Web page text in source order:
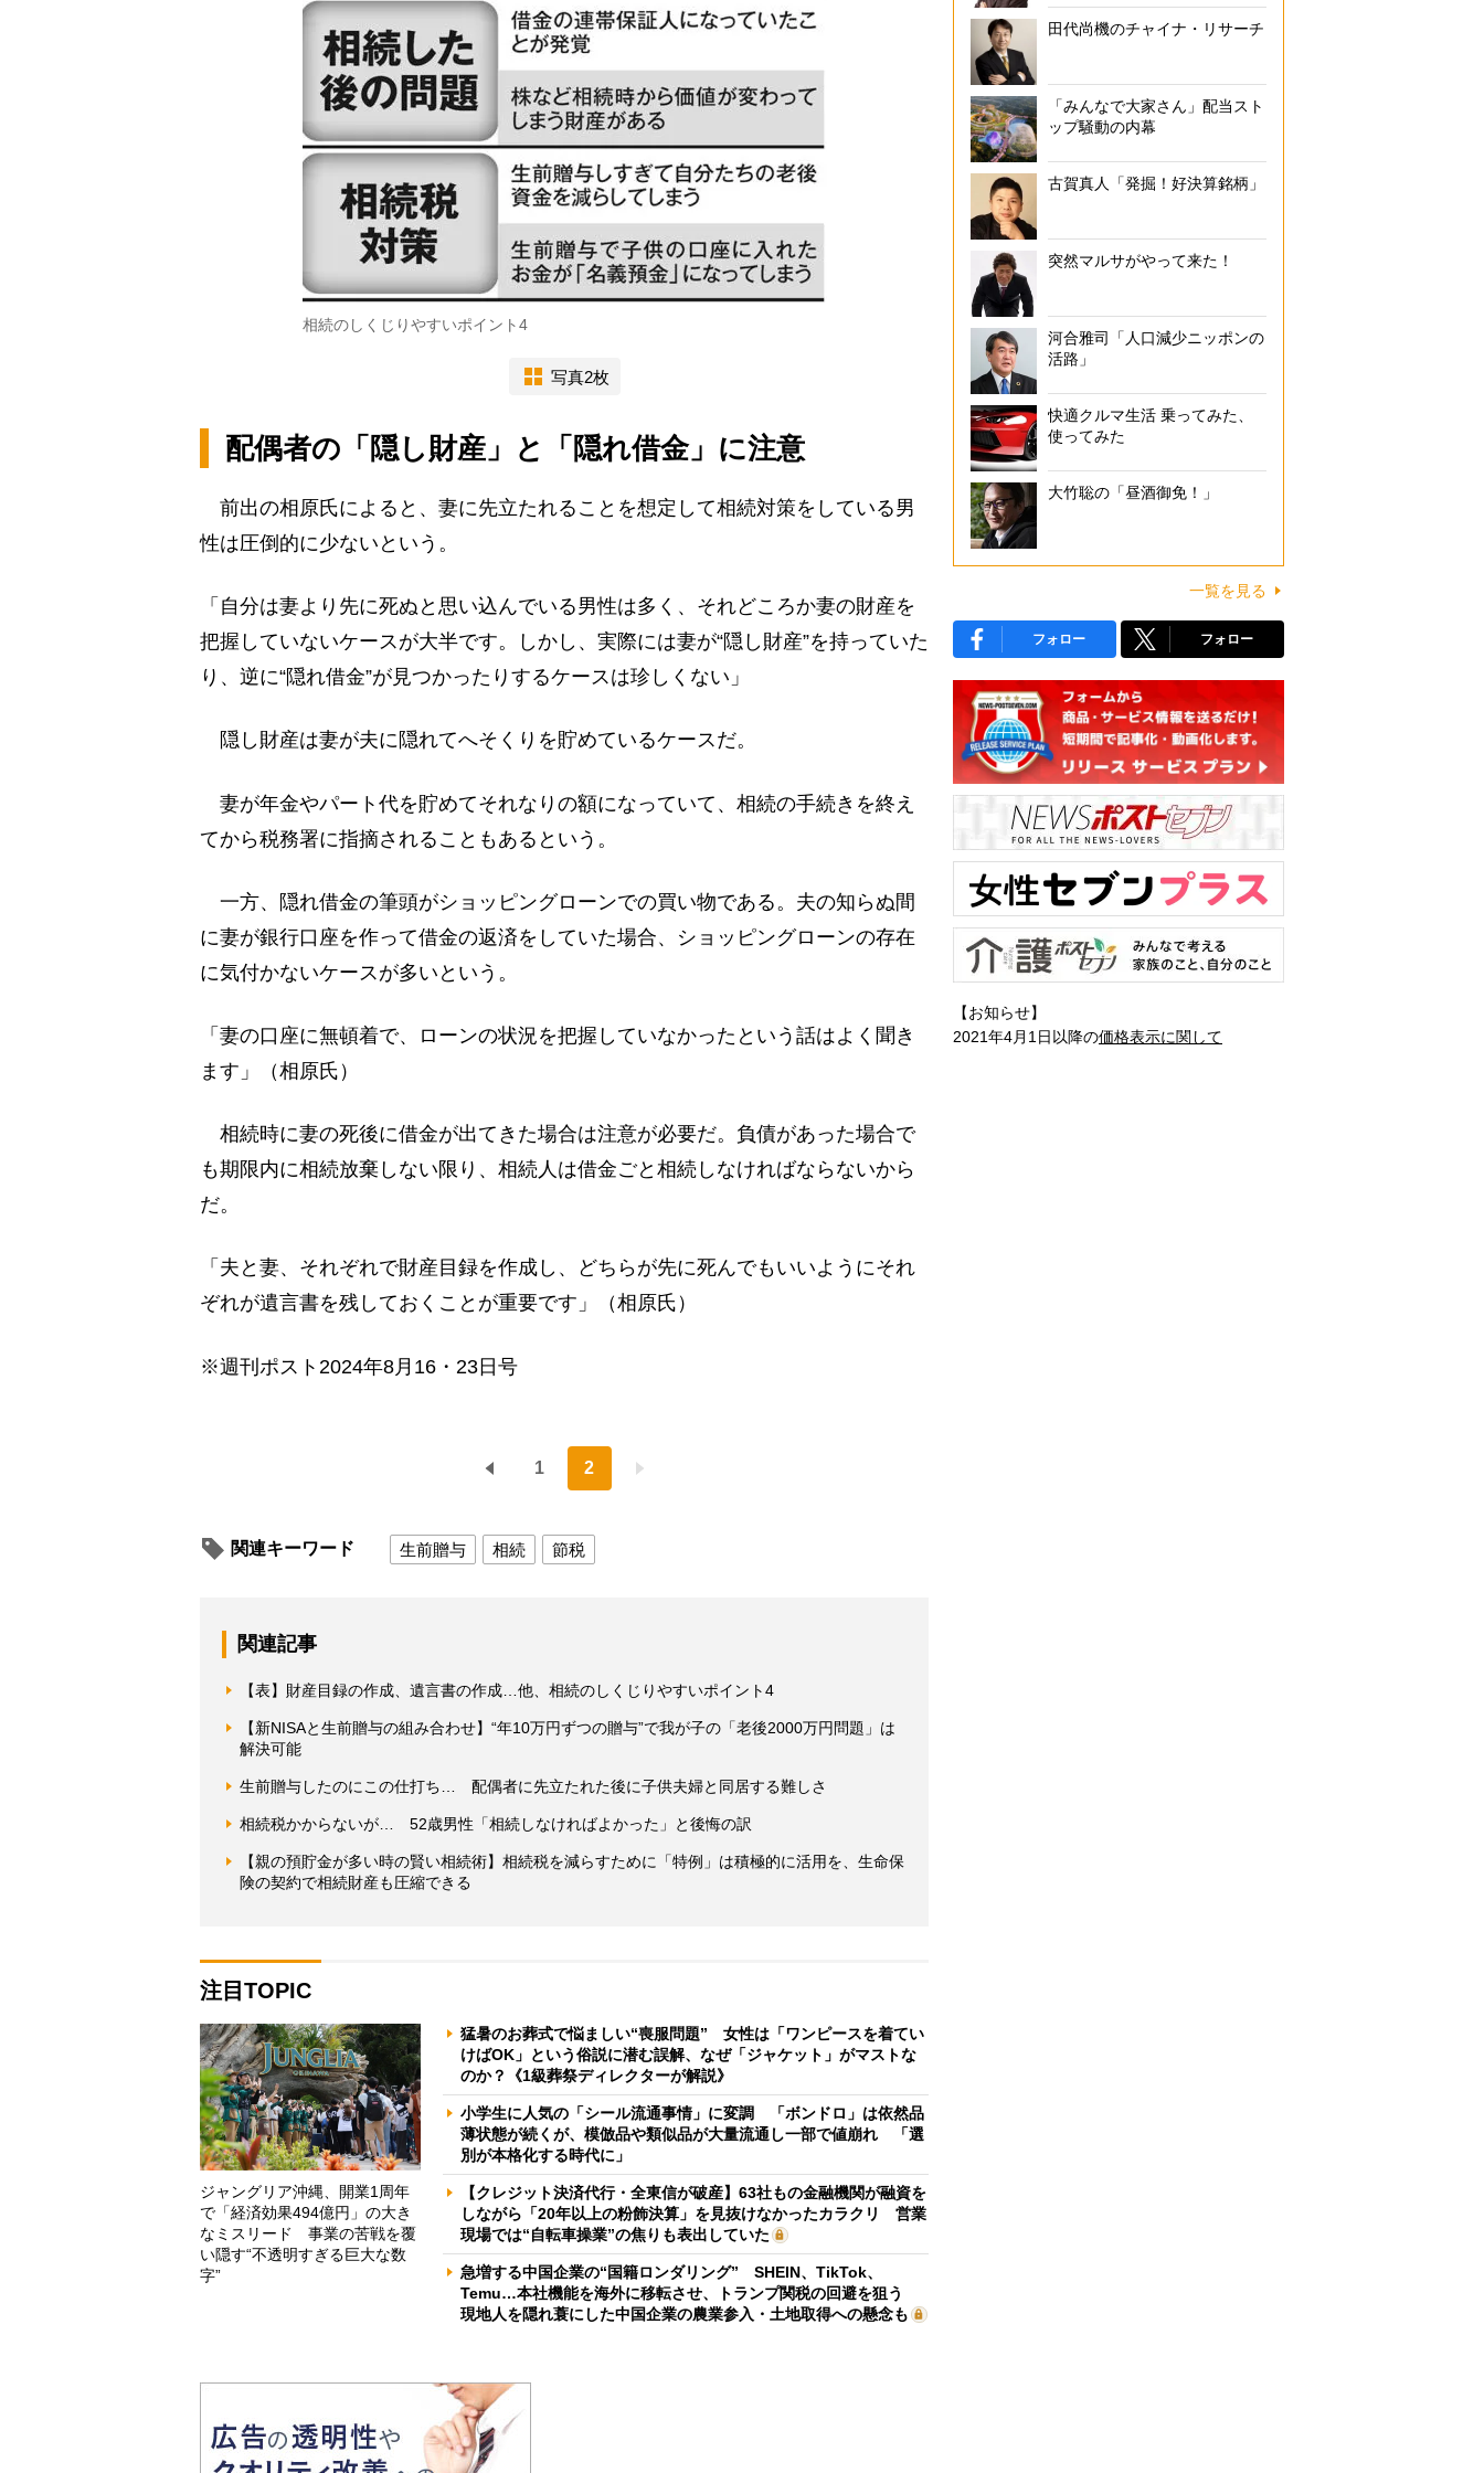
相続のしくじりやすいポイント4
写真2枚
配偶者の「隠し財産」と「隠れ借金」に注意
前出の相原氏によると、妻に先立たれることを想定して相続対策をしている男
性は圧倒的に少ないという。
「自分は妻より先に死ぬと思い込んでいる男性は多く、それどころか妻の財産を
把握していないケースが大半です。しかし、実際には妻が“隠し財産”を持っていた
り、逆に“隠れ借金”が見つかったりするケースは珍しくない」
隠し財産は妻が夫に隠れてへそくりを貯めているケースだ。
妻が年金やパート代を貯めてそれなりの額になっていて、相続の手続きを終え
てから税務署に指摘されることもあるという。
一方、隠れ借金の筆頭がショッピングローンでの買い物である。夫の知らぬ間
に妻が銀行口座を作って借金の返済をしていた場合、ショッピングローンの存在
に気付かないケースが多いという。
「妻の口座に無頓着で、ローンの状況を把握していなかったという話はよく聞き
ます」（相原氏）
相続時に妻の死後に借金が出てきた場合は注意が必要だ。負債があった場合で
も期限内に相続放棄しない限り、相続人は借金ごと相続しなければならないから
だ。
「夫と妻、それぞれで財産目録を作成し、どちらが先に死んでもいいようにそれ
ぞれが遺言書を残しておくことが重要です」（相原氏）
※週刊ポスト2024年8月16・23日号
1 2
関連キーワード 生前贈与 相続 節税
関連記事
【表】財産目録の作成、遺言書の作成…他、相続のしくじりやすいポイント4
【新NISAと生前贈与の組み合わせ】“年10万円ずつの贈与”で我が子の「老後2000万円問題」は
解決可能
生前贈与したのにこの仕打ち… 配偶者に先立たれた後に子供夫婦と同居する難しさ
相続税かからないが… 52歳男性「相続しなければよかった」と後悔の訳
【親の預貯金が多い時の賢い相続術】相続税を減らすために「特例」は積極的に活用を、生命保
険の契約で相続財産も圧縮できる
注目TOPIC
ジャングリア沖縄、開業1周年
で「経済効果494億円」の大き
なミスリード 事業の苦戦を覆
い隠す“不透明すぎる巨大な数
字”
猛暑のお葬式で悩ましい“喪服問題” 女性は「ワンピースを着てい
けばOK」という俗説に潜む誤解、なぜ「ジャケット」がマストな
のか？《1級葬祭ディレクターが解説》
小学生に人気の「シール流通事情」に変調 「ボンドロ」は依然品
薄状態が続くが、模倣品や類似品が大量流通し一部で値崩れ 「選
別が本格化する時代に」
【クレジット決済代行・全東信が破産】63社もの金融機関が融資を
しながら「20年以上の粉飾決算」を見抜けなかったカラクリ 営業
現場では“自転車操業”の焦りも表出していた
急増する中国企業の“国籍ロンダリング” SHEIN、TikTok、
Temu…本社機能を海外に移転させ、トランプ関税の回避を狙う
現地人を隠れ蓑にした中国企業の農業参入・土地取得への懸念も
田代尚機のチャイナ・リサーチ
「みんなで大家さん」配当スト
ップ騒動の内幕
古賀真人「発掘！好決算銘柄」
突然マルサがやって来た！
河合雅司「人口減少ニッポンの
活路」
快適クルマ生活 乗ってみた、
使ってみた
大竹聡の「昼酒御免！」
一覧を見る
フォロー フォロー
【お知らせ】
2021年4月1日以降の価格表示に関して